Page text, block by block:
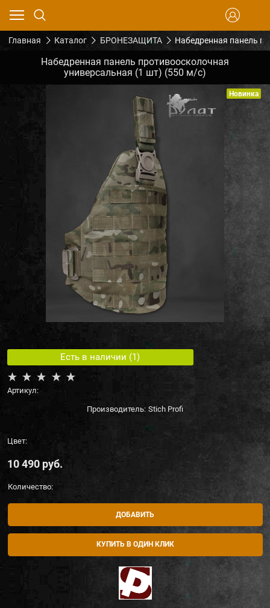
Главная Каталог БРОНЕЗАЩИТА Набедренная панель
Набедренная панель противоосколочная
универсальная (1 шт) (550 м/с)
Новинка
Есть в наличии (1)
Артикул:
Производитель: Stich Profi
Цвет:
10 490 руб.
Количество:
ДОБАВИТЬ
КУПИТЬ В ОДИН КЛИК